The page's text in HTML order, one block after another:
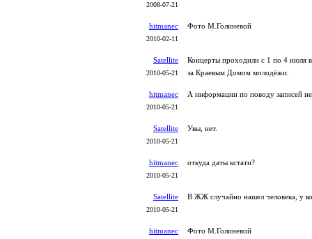
2008-07-21
hitmanec
2010-02-11
Фото М.Голиневой
Satellite
2010-05-21
Концерты проходили с 1 по 4 июля
за Краевым Домом молодёжи.
hitmanec
2010-05-21
А информации по поводу записей
Satellite
2010-05-21
Увы, нет.
hitmanec
2010-05-21
откуда даты кстати?
Satellite
2010-05-21
В ЖЖ случайно нашел человека, у
hitmanec Фото М.Голиневой